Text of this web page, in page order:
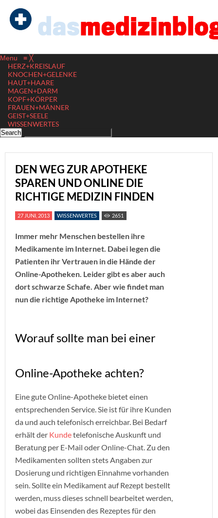
Menu ≡ ╳
HERZ+KREISLAUF
KNOCHEN+GELENKE
HAUT+HAARE
MAGEN+DARM
KOPF+KÖRPER
FRAUEN+MÄNNER
GEIST+SEELE
WISSENWERTES
DEN WEG ZUR APOTHEKE
SPAREN UND ONLINE DIE
RICHTIGE MEDIZIN FINDEN
27 JUNI, 2013 WISSENWERTES 2651
Immer mehr Menschen bestellen ihre
Medikamente im Internet. Dabei legen die
Patienten ihr Vertrauen in die Hände der
Online-Apotheken. Leider gibt es aber auch
dort schwarze Schafe. Aber wie findet man
nun die richtige Apotheke im Internet?
Worauf sollte man bei einer
Online-Apotheke achten?
Eine gute Online-Apotheke bietet einen
entsprechenden Service. Sie ist für ihre Kunden
da und auch telefonisch erreichbar. Bei Bedarf
erhält der Kundetelefonische Auskunft und
Beratung per E-Mail oder Online-Chat. Zu den
Medikamenten sollten stets Angaben zur
Dosierung und richtigen Einnahme vorhanden
sein. Sollte ein Medikament auf Rezept bestellt
werden, muss dieses schnell bearbeitet werden,
wobei das Einsenden des Rezeptes für den